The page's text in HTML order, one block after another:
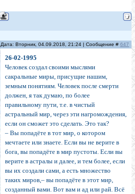
Дата: Вторник, 04.09.2018, 21:24 | Сообщение # 647
26-02-1995
Человек создал своими мыслями
сакральные миры, присущие нашим,
земным понятиям. Человек после смерти
должен, я так думаю, по более
правильному пути, т.е. в чистый
астральный мир, через эти нагромождения,
если он сможет это сделать. Это так?
– Вы попадёте в тот мир, о котором
мечтаете или знаете. Если вы не верите в
бога, вы попадёте в мир пустоты. Если вы
верите в астралы и далее, и тем более, если
вы их создали сами, а есть множество
таких миров,– вы попадёте в этот мир,
созданный вами. Вот вам и ад или рай. Всё